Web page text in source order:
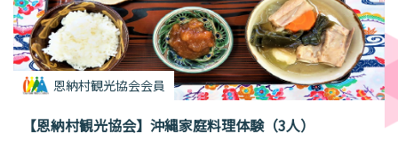
恩納村観光協会会員
【恩納村観光協会】沖縄家庭料理体験（3人）